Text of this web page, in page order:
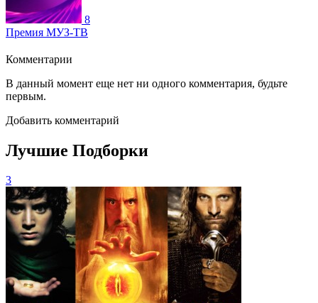
8
Премия МУЗ-ТВ
Комментарии
В данный момент еще нет ни одного комментария, будьте
первым.
Добавить комментарий
Лучшие Подборки
3